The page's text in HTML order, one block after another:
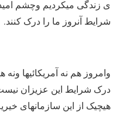
ی زندگی میکردیم وچشم
شرایط آنروز ما را درک کنند.
وامروز هم نه آمریکائیها
درک شرایط این عزیزان
هیچیک از این سازمانهای